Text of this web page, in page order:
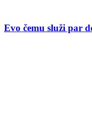
Evo čemu služi par